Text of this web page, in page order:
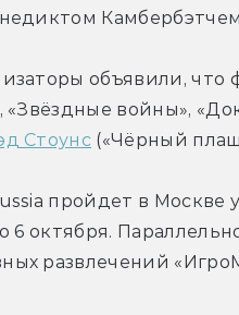
объявили, что
«Звёздные войны»,
Стоунс («Чёрный
пройдет в
6 октября.
развлечений